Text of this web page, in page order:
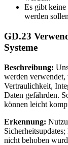
Es gibt
werden
GD.23
Systeme
Beschreibung:
werden
Vertraulichkeit,
Daten gefährden.
können leicht
Erkennung:
nicht behoben